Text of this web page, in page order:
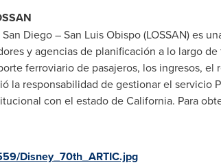
San Diego–San Luis Obispo(LOSSAN) es
y agencias de planificación a lo largo
ferroviario de pasajeros, los ingresos,
la responsabilidad de gestionar el servicio
con el estado deCalifornia. Para
Disney_70th_ARTIC.jpg